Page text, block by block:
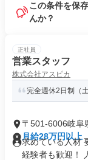
この条件を保
んか？
正社員
営業スタッフ
株式会社アスピカ
完全週休2日制（
〒501-6006岐阜
月給28万円以上
求めている人材
経験者も歓迎！